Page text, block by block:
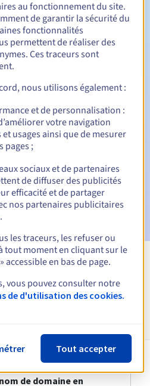
Entre 1 et 10 ans
:
60, 30, 15, 7 et 3 jours avant la
grâce de rédemptionpour
du nom de domaine
de domaine en
au fonctionnement du site.
de garantir la sécurité du
fonctionnalités
permettent de réaliser des
Ces traceurs sont
nous utilisons également :
et de personnalisation :
votre navigation
usages ainsi que de mesurer
pages ;
sociaux et de partenaires
de diffuser des publicités
efficacité et de partager
nos partenaires publicitaires
les traceurs, les refuser ou
tout moment en cliquant sur le
accessible en bas de page.
vous pouvez consulter notre
de d'utilisation des cookies.
Tout accepter